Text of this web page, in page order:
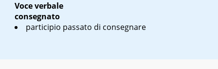
Voce verbale
consegnato
participio passato di consegnare